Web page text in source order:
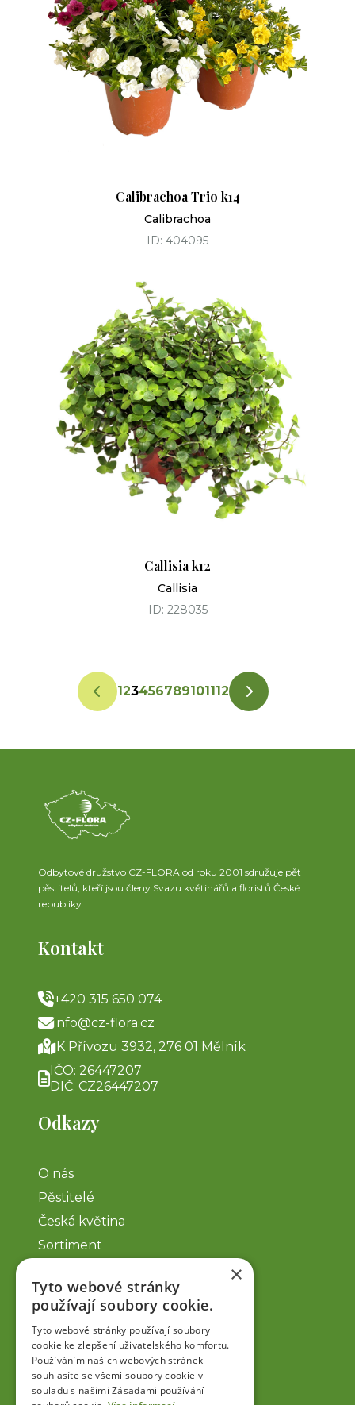
Calibrachoa Trio k14
Calibrachoa
ID: 404095
Callisia k12
Callisia
ID: 228035
1 234567891011 12
Odbytové družstvo CZ-FLORA od roku 2001 sdružuje pět
pěstitelů, kteří jsou členy Svazu květinářů a floristů České
republiky.
Kontakt
+420 315 650 074
info@cz-flora.cz
K Přívozu 3932, 276 01 Mělník
IČO: 26447207
DIČ: CZ26447207
Odkazy
O nás
Pěstitelé
Česká květina
Sortiment
Kontakt
Odkazy
Zásady ochrany osobních údajů
×
Tyto webové stránky
používají soubory cookie.
Tyto webové stránky používají soubory
cookie ke zlepšení uživatelského komfortu.
Používáním našich webových stránek
souhlasíte se všemi soubory cookie v
souladu s našimi Zásadami používání